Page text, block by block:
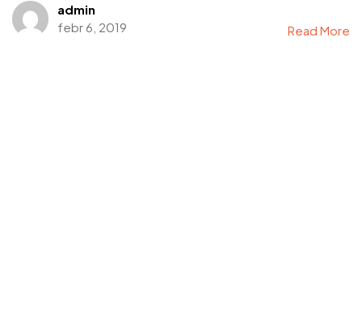
admin
febr 6, 2019
Read More